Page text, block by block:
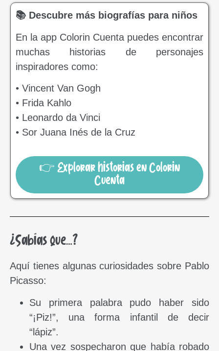
📚 Descubre más biografías para niños
En la app Colorin Cuenta puedes encontrar
muchas historias de personajes
inspiradores como:
• Vincent Van Gogh
• Frida Kahlo
• Leonardo da Vinci
• Sor Juana Inés de la Cruz
👉 Explorar historias en Colorin
Cuenta
¿Sabías que…?
Aquí tienes algunas curiosidades sobre Pablo
Picasso:
Su primera palabra pudo haber sido
“¡Piz!”, una forma infantil de decir
“lápiz”.
Una vez sospecharon que había robado